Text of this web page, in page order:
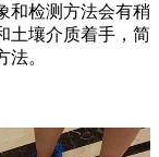
和检测方法会有稍
土壤介质着手，简
。